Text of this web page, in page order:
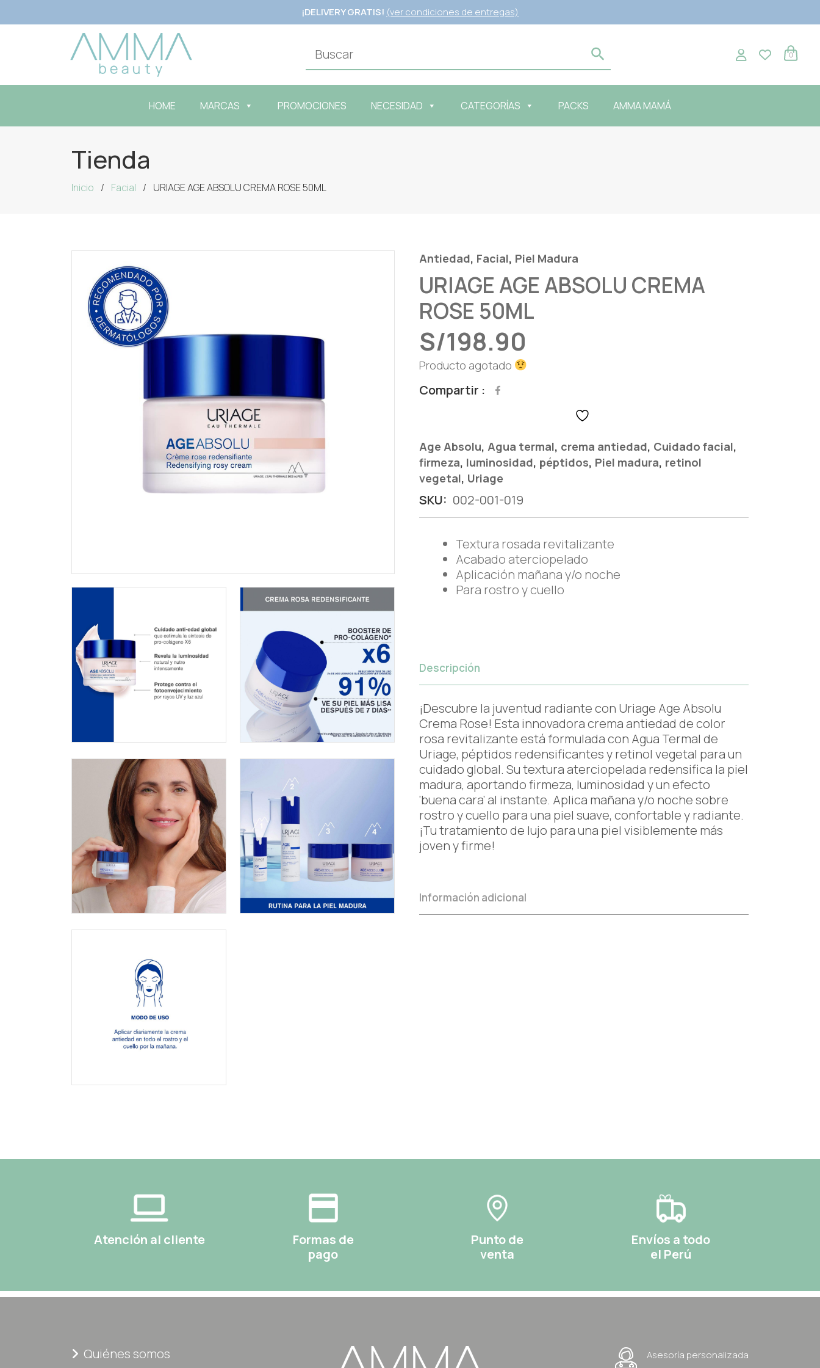
¡DELIVERY GRATIS! (ver condiciones de entregas)
0
HOME MARCAS PROMOCIONES NECESIDAD CATEGORÍAS PACKS AMMA MAMÁ
Tienda
Inicio Facial URIAGE AGE ABSOLU CREMA ROSE 50ML
Antiedad, Facial, Piel Madura
URIAGE AGE ABSOLU CREMA
ROSE 50ML
S/198.90
Producto agotado
Compartir
Age Absolu, Agua termal, crema antiedad, Cuidado facial,
firmeza, luminosidad, péptidos, Piel madura, retinol
vegetal, Uriage
SKU: 002-001-019
Textura rosada revitalizante
Acabado aterciopelado
Aplicación mañana y/o noche
Para rostro y cuello
Descripción
¡Descubre la juventud radiante con Uriage Age Absolu
Crema Rose! Esta innovadora crema antiedad de color
rosa revitalizante está formulada con Agua Termal de
Uriage, péptidos redensificantes y retinol vegetal para un
cuidado global. Su textura aterciopelada redensifica la piel
madura, aportando firmeza, luminosidad y un efecto
‘buena cara’ al instante. Aplica mañana y/o noche sobre
rostro y cuello para una piel suave, confortable y radiante.
¡Tu tratamiento de lujo para una piel visiblemente más
joven y firme!
Información adicional
Atención al cliente
Formas de
pago
Punto de
venta
Envíos a todo
el Perú
Quiénes somos
Asesoría personalizada